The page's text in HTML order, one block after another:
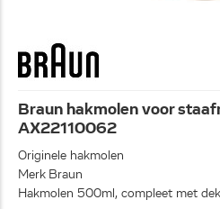
Braun hakmolen voor
AX22110062
Originele hakmolen
Merk Braun
Hakmolen 500ml, compleet met